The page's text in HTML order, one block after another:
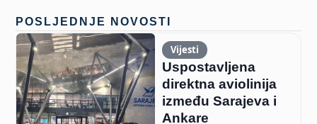
POSLJEDNJE NOVOSTI
Vijesti
Uspostavljena
direktna aviolinija
između Sarajeva i
Ankare